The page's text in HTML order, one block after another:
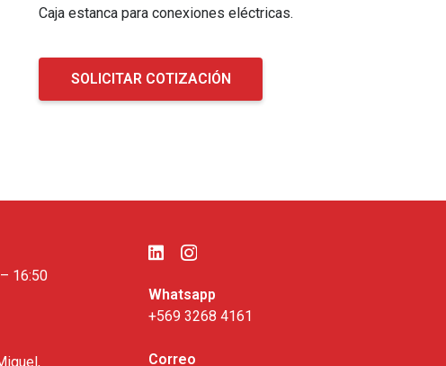
Caja estanca para conexiones eléctricas.
SOLICITAR COTIZACIÓN
16:50
Whatsapp
+569 3268 4161
Correo